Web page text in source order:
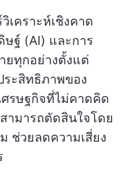
เคราะห์เชิงคาด
ฐ์ (AI) และการ
ยทุกอย่างตั้งแต่
ระสิทธิภาพของ
ศรษฐกิจที่ไม่คาดคิด
ามารถตัดสินใจโดย
ช่วยลดความเสี่ยง